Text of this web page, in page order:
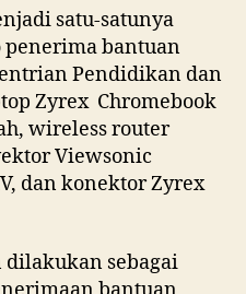
Di
Kota
Metro
satu-satunya
penerima bantuan
Pendidikan dan
Zyrex Chromebook
wireless router
Viewsonic
dan konektor Zyrex
dilakukan sebagai